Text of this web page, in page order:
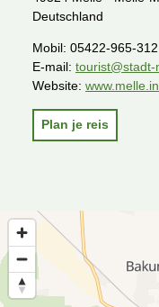
Deutschland
Mobil: 05422-965-312
E-mail: tourist@stadt-
Website:
Plan je reis